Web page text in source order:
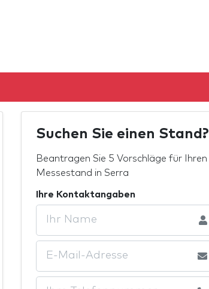
Suchen Sie einen Stand?
Beantragen Sie 5 Vorschläge für Ihren
Messestand in Serra
Ihre Kontaktangaben